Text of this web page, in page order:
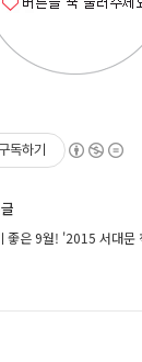
독하기
좋은 9월! '2015 서대문